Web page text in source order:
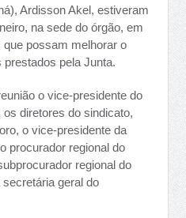
Ardisson Akel, estiveram
na sede do órgão, em
possam melhorar o
pela Junta.
o vice-presidente do
diretores do sindicato,
o vice-presidente da
procurador regional do
regional do
geral do